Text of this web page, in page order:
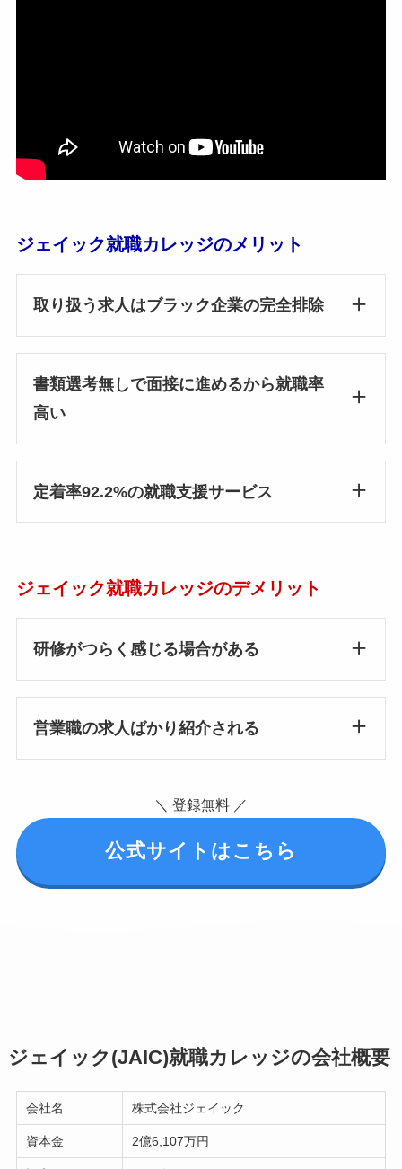
ジェイック就職カレッジのメリット
取り扱う求人はブラック企業の完全排除
書類選考無しで面接に進めるから就職率
高い
定着率92.2%の就職支援サービス
ジェイック就職カレッジのデメリット
研修がつらく感じる場合がある
営業職の求人ばかり紹介される
＼ 登録無料 ／
公式サイトはこちら
ジェイック(JAIC)就職カレッジの会社概要
会社名 株式会社ジェイック
資本金 2億6,107万円